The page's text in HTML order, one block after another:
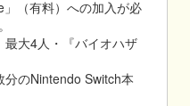
（有料）への加入が必
大4人・『バイオハザ
のNintendo Switch本